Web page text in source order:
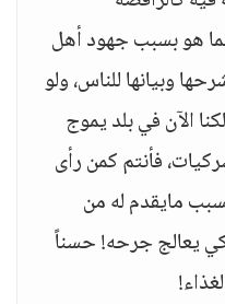
هو بسبب جهود أهل
وبيانها للناس، ولو
الآن في بلد يموج
فأنتم كمن رأى
مايقدم له من
يعالج جرحه! حسناً